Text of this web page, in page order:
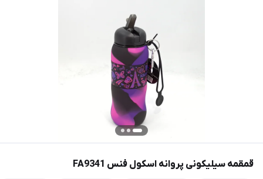
قمقمه سیلیکونی پروانه اسکول فنس FA9341